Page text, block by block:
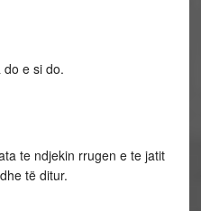
e si do.
te ndjekin rrugen e te jatit
të ditur.